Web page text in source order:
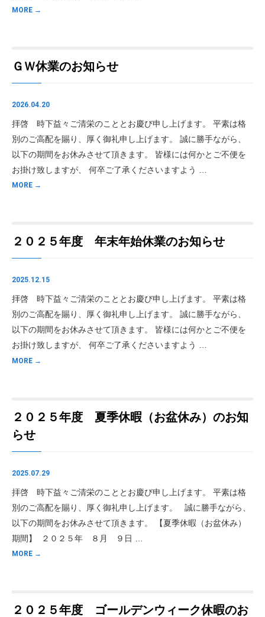
MORE →
ＧＷ休業のお知らせ
2026.04.20
拝啓 時下益々ご清栄のこととお慶び申し上げます。 平素は格
別のご高配を賜り、厚く御礼申し上げます。 誠に勝手ながら、
以下の期間をお休みさせて頂きます。 皆様には何かとご不便を
お掛け致しますが、 何卒ご了承くださいますよう …
MORE →
２０２５年度 年末年始休業のお知らせ
2025.12.15
拝啓 時下益々ご清栄のこととお慶び申し上げます。 平素は格
別のご高配を賜り、厚く御礼申し上げます。 誠に勝手ながら、
以下の期間をお休みさせて頂きます。 皆様には何かとご不便を
お掛け致しますが、 何卒ご了承くださいますよう …
MORE →
２０２５年度 夏季休暇（お盆休み）のお知
らせ
2025.07.29
拝啓 時下益々ご清栄のこととお慶び申し上げます。 平素は格
別のご高配を賜り、厚く御礼申し上げます。 誠に勝手ながら、
以下の期間をお休みさせて頂きます。 【夏季休暇（お盆休み）
期間】 ２０２５年 ８月 ９日 …
MORE →
２０２５年度 ゴールデンウィーク休暇のお